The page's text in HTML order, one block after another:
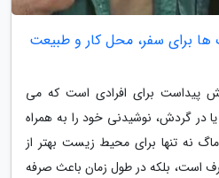
ها برای سفر، محل کار و طبیعت
پیداست برای افرادی است که می
در گردش، نوشیدنی خود را به همراه
نه تنها برای محیط زیست بهتر از
است، بلکه در طول زمان باعث صرفه